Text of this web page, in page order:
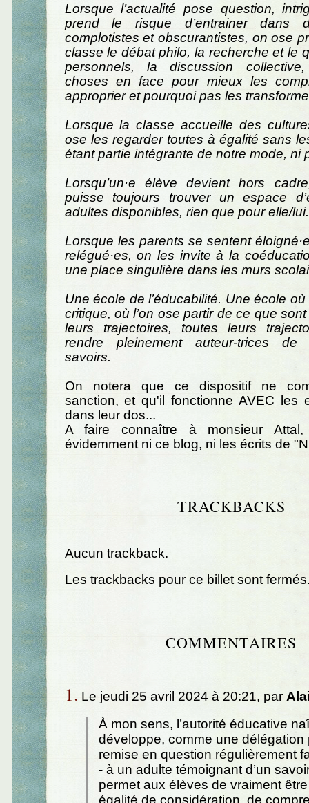
Lorsque l’actualité pose question,
prend le risque d’entrainer dans
complotistes et obscurantistes, on ose
classe le débat philo, la recherche et le
personnels, la discussion
choses en face pour mieux les
approprier et pourquoi pas les
Lorsque la classe accueille des
ose les regarder toutes à égalité sans
étant partie intégrante de notre mode, ni
Lorsqu’un·e élève devient hors
puisse toujours trouver un espace
adultes disponibles, rien que pour elle/lui.
Lorsque les parents se sentent
relégué·es, on les invite à la
une place singulière dans les murs
Une école de l’éducabilité. Une école où
critique, où l’on ose partir de ce que
leurs trajectoires, toutes leurs
rendre pleinement auteur-trices de
savoirs.
On notera que ce dispositif ne
sanction, et qu'il fonctionne AVEC les
dans leur dos...
A faire connaître à monsieur
évidemment ni ce blog, ni les écrits de
TRACKBACKS
Aucun trackback.
Les trackbacks pour ce billet sont
COMMENTAIRES
1. Le jeudi 25 avril 2024 à 20:21, par
À mon sens, l’autorité éducative
développe, comme une délégation
remise en question régulièrement
- à un adulte témoignant d’un
permet aux élèves de vraiment
égalité de considération, de